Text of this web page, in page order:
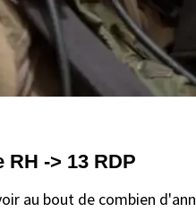
-> 13 RDP
au bout de combien